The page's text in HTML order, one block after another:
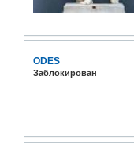
ODES
Заблокирован